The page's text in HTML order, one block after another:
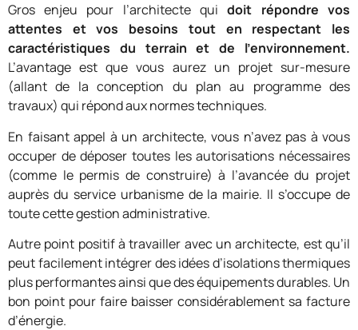
Gros enjeu pour l’architecte qui doit répondre vos
attentes et vos besoins tout en respectant les
caractéristiques du terrain et de l’environnement.
L’avantage est que vous aurez un projet sur-mesure
(allant de la conception du plan au programme des
travaux) qui répond aux normes techniques.
En faisant appel à un architecte, vous n’avez pas à vous
occuper de déposer toutes les autorisations nécessaires
(comme le permis de construire) à l’avancée du projet
auprès du service urbanisme de la mairie. Il s’occupe de
toute cette gestion administrative.
Autre point positif à travailler avec un architecte, est qu’il
peut facilement intégrer des idées d’isolations thermiques
plus performantes ainsi que des équipements durables. Un
bon point pour faire baisser considérablement sa facture
d’énergie.